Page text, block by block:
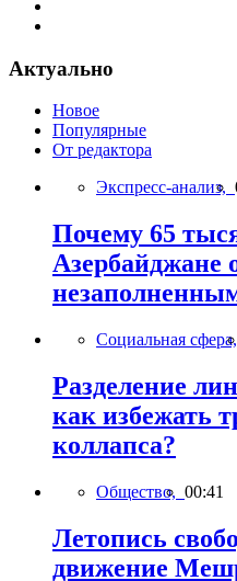
Актуально
Новое
Популярные
От редактора
Экспресс-анализ,
Почему 65
Азербайджане
Социальная сфера,
Разделение
как избежать
коллапса?
Общество, 00:41
Летопись
движение